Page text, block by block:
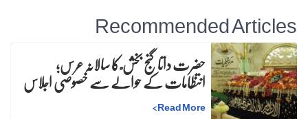
Recommended Articles
حضرت داتا گنج بخش ؒ کا سالانہ عرس;
انتظامات کے حوالے سے خصوصی اجلاس
Read More
>